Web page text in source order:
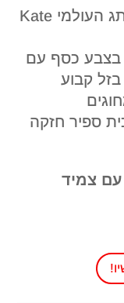
שעון יד אנלוגי לנשים מבית המותג העולמי Kate
בצבע כסף עם
קבוע
ספיר חזקה
עם צמיד